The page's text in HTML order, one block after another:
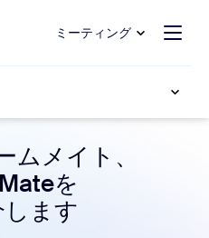
ミーティング
ムメイト、
を
ます